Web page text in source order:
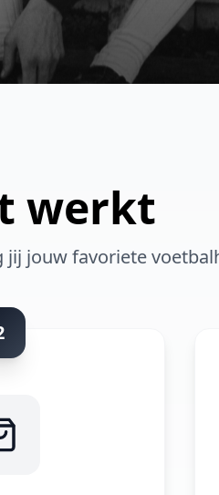
werkt
jouw favoriete